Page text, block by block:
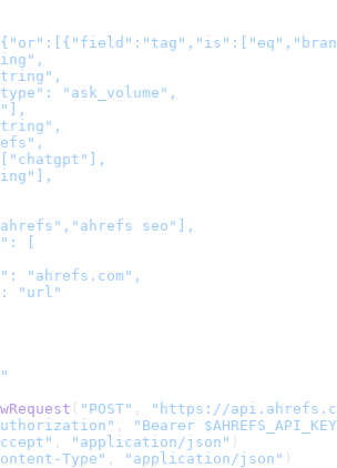
"ask_volume",
seo"],
[
"ahrefs.com",
"url"
( "POST" , " https://
,
"Bearer
, "application/json" )
Type" , "application/json" )